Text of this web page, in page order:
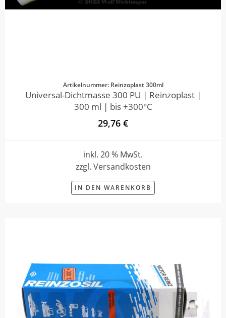
Artikelnummer: Reinzoplast 300ml
Universal-Dichtmasse 300 PU | Reinzoplast |
300 ml | bis +300°C
29,76 €
inkl. 20 % MwSt.
zzgl. Versandkosten
IN DEN WARENKORB